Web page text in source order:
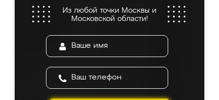
Из любой точки Москвы и
Московской области!